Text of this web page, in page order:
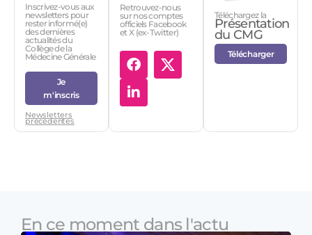
Inscrivez-vous aux
newsletters pour
rester informé(e)
des dernières
actualités du
Collège de la
Médecine Générale
Je
m'inscris
Newsletters
précédentes
Retrouvez-nous
sur nos comptes
officiels Facebook
et X (ex-Twitter)
Téléchargez la
Présentation
du CMG
Télécharger
En ce moment dans l'actu